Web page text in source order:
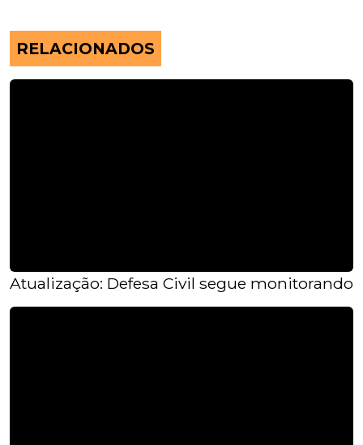
RELACIONADOS
Atualização: Defesa Civil segue monitorando